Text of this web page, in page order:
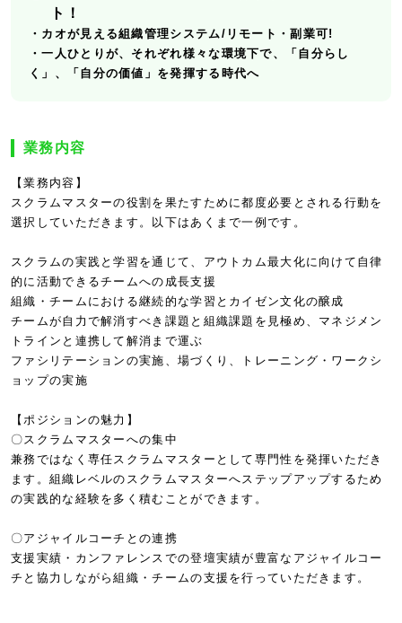
ト！
・カオが見える組織管理システム/リモート・副業可!
・一人ひとりが、それぞれ様々な環境下で、「自分らし
く」、「自分の価値」を発揮する時代へ
業務内容
【業務内容】
スクラムマスターの役割を果たすために都度必要とされる行動を
選択していただきます。以下はあくまで一例です。
スクラムの実践と学習を通じて、アウトカム最大化に向けて自律
的に活動できるチームへの成長支援
組織・チームにおける継続的な学習とカイゼン文化の醸成
チームが自力で解消すべき課題と組織課題を見極め、マネジメン
トラインと連携して解消まで運ぶ
ファシリテーションの実施、場づくり、トレーニング・ワークシ
ョップの実施
【ポジションの魅力】
〇スクラムマスターへの集中
兼務ではなく専任スクラムマスターとして専門性を発揮いただき
ます。組織レベルのスクラムマスターへステップアップするため
の実践的な経験を多く積むことができます。
〇アジャイルコーチとの連携
支援実績・カンファレンスでの登壇実績が豊富なアジャイルコー
チと協力しながら組織・チームの支援を行っていただきます。